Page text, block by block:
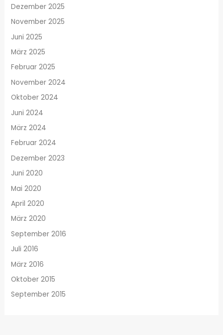
Dezember 2025
November 2025
Juni 2025
März 2025
Februar 2025
November 2024
Oktober 2024
Juni 2024
März 2024
Februar 2024
Dezember 2023
Juni 2020
Mai 2020
April 2020
März 2020
September 2016
Juli 2016
März 2016
Oktober 2015
September 2015